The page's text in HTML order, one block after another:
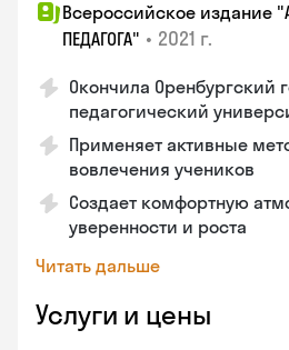
Всероссийское издание
ПЕДАГОГА" • 2021 г.
Окончила Оренбургский
педагогический
Применяет активные
вовлечения учеников
Создает комфортную
уверенности и роста
Читать дальше
Услуги и цены